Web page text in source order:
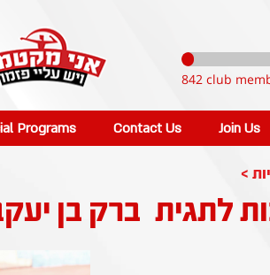
842 club
Programs Contact Us Join Us
ברק בן לתגית